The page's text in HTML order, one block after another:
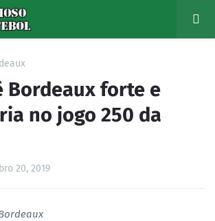
Bordeaux forte e
no jogo 250 da
20, 2019